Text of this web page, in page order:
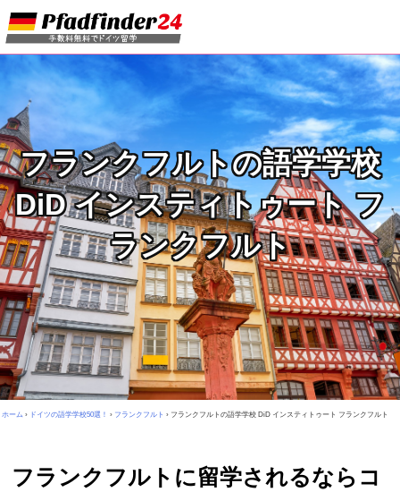
フランクフルトの語学学校
DiD インスティトゥート フ
ランクフルト
ホーム › ドイツの語学学校50選！ › フランクフルト › フランクフルトの語学学校 DiD インスティトゥート フランクフルト
フランクフルトに留学されるならコ